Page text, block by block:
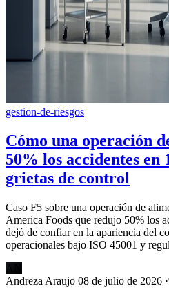
gestion-de-riesgos
Cómo una operación
50% los accidentes
grietas de control
Caso F5 sobre una operación de
America Foods que redujo 50% los
dejó de confiar en la apariencia del
operacionales bajo ISO 45001 y
Andreza Araujo 08 de julio de 2026 ·